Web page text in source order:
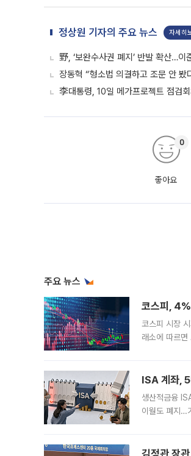
정상원 기자의 주요 뉴스 자세히
野, ‘보완수사권 폐지’ 반발 확산…이
장동혁 “형소법 의결하고 조문 안
李대통령, 10일 메가프로젝트 점검
좋아요
0
주요 뉴스
코스피,
코스피 시장
래소에 따르
ISA 계좌,
생산적금융
이월도 폐지…
김정관 장